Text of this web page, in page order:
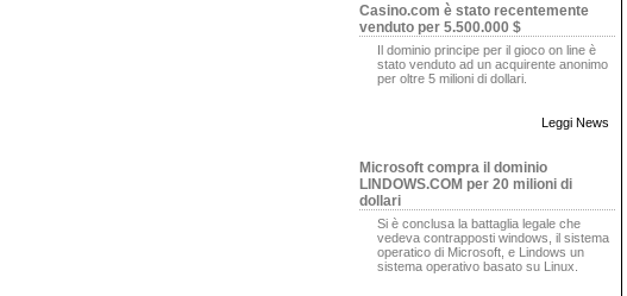
Casino.com è stato recentemente
venduto per 5.500.000 $
Il dominio principe per il gioco on line è
stato venduto ad un acquirente anonimo
per oltre 5 milioni di dollari.
Leggi News
Microsoft compra il dominio
LINDOWS.COM per 20 milioni di
dollari
Si è conclusa la battaglia legale che
vedeva contrapposti windows, il sistema
operatico di Microsoft, e Lindows un
sistema operativo basato su Linux.